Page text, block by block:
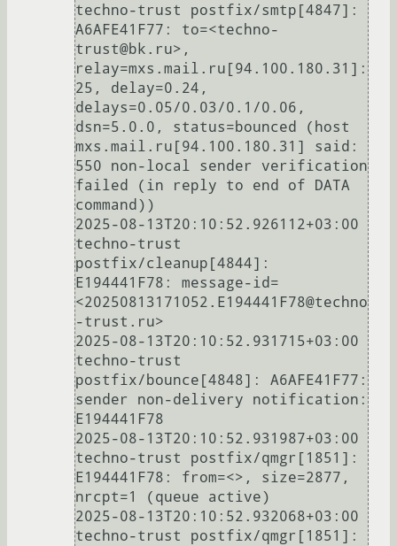
techno-trust postfix/smtp[4847]:
A6AFE41F77: to=<techno-
trust@bk.ru>,
relay=mxs.mail.ru[94.100.180.31]:
25, delay=0.24,
delays=0.05/0.03/0.1/0.06,
dsn=5.0.0, status=bounced (host
mxs.mail.ru[94.100.180.31] said:
550 non-local sender verification
failed (in reply to end of DATA
command))
2025-08-13T20:10:52.926112+03:00
techno-trust
postfix/cleanup[4844]:
E194441F78: message-id=
<20250813171052.E194441F78@techno
-trust.ru>
2025-08-13T20:10:52.931715+03:00
techno-trust
postfix/bounce[4848]: A6AFE41F77:
sender non-delivery notification:
E194441F78
2025-08-13T20:10:52.931987+03:00
techno-trust postfix/qmgr[1851]:
E194441F78: from=<>, size=2877,
nrcpt=1 (queue active)
2025-08-13T20:10:52.932068+03:00
techno-trust postfix/qmgr[1851]: